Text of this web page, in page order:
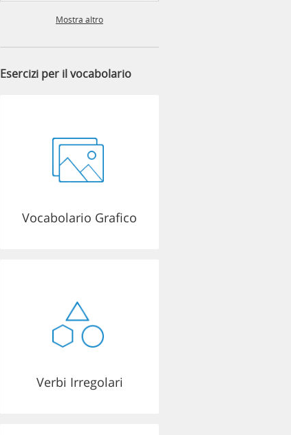
Mostra altro
Esercizi per il vocabolario
Vocabolario Grafico
Verbi Irregolari